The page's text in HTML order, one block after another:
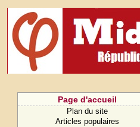
Page d'accueil
Plan du site
Articles populaires